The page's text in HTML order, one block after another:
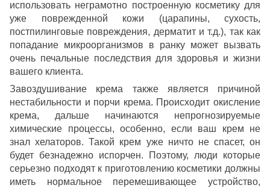
использовать неграмотно построенную косметику для
уже поврежденной кожи (царапины, сухость,
постпилинговые повреждения, дерматит и т.д.), так как
попадание микроорганизмов в ранку может вызвать
очень печальные последствия для здоровья и жизни
вашего клиента.
Завоздушивание крема также является причиной
нестабильности и порчи крема. Происходит окисление
крема, дальше начинаются непрогнозируемые
химические процессы, особенно, если ваш крем не
знал хелаторов. Такой крем уже ничто не спасет, он
будет безнадежно испорчен. Поэтому, люди которые
серьезно подходят к приготовлению косметики должны
иметь нормальное перемешивающее устройство,